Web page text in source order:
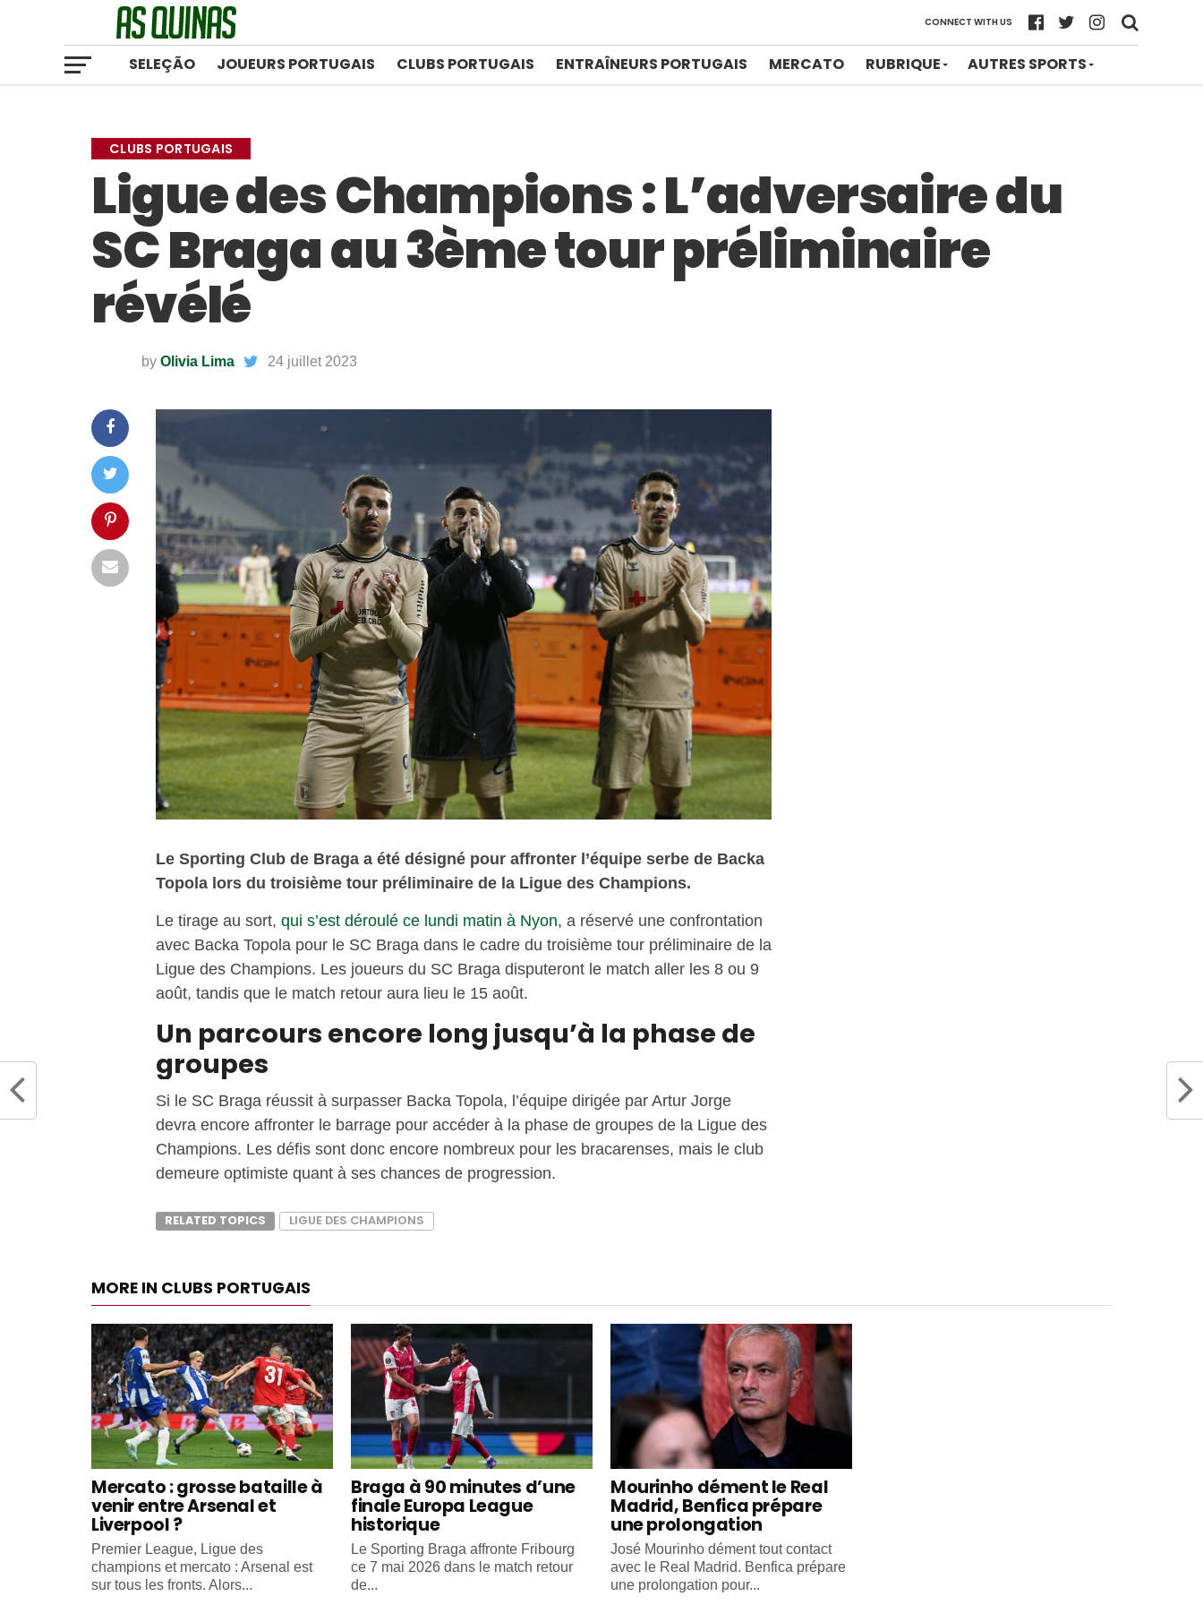
CONNECT WITH US
SELEÇÃO JOUEURS PORTUGAIS CLUBS PORTUGAIS ENTRAÎNEURS PORTUGAIS MERCATO RUBRIQUE AUTRES SPORTS
CLUBS PORTUGAIS
Ligue des Champions : L’adversaire du
SC Braga au 3ème tour préliminaire
révélé
by Olivia Lima 24 juillet 2023
Le Sporting Club de Braga a été désigné pour affronter l’équipe serbe de Backa
Topola lors du troisième tour préliminaire de la Ligue des Champions.
Le tirage au sort, qui s’est déroulé ce lundi matin à Nyon, a réservé une confrontation
avec Backa Topola pour le SC Braga dans le cadre du troisième tour préliminaire de la
Ligue des Champions. Les joueurs du SC Braga disputeront le match aller les 8 ou 9
août, tandis que le match retour aura lieu le 15 août.
Un parcours encore long jusqu’à la phase de
groupes
Si le SC Braga réussit à surpasser Backa Topola, l’équipe dirigée par Artur Jorge
devra encore affronter le barrage pour accéder à la phase de groupes de la Ligue des
Champions. Les défis sont donc encore nombreux pour les bracarenses, mais le club
demeure optimiste quant à ses chances de progression.
RELATED TOPICS LIGUE DES CHAMPIONS
MORE IN CLUBS PORTUGAIS
Mercato : grosse bataille à
venir entre Arsenal et
Liverpool ?
Premier League, Ligue des
champions et mercato : Arsenal est
sur tous les fronts. Alors...
Braga à 90 minutes d’une
finale Europa League
historique
Le Sporting Braga affronte Fribourg
ce 7 mai 2026 dans le match retour
de...
Mourinho dément le Real
Madrid, Benfica prépare
une prolongation
José Mourinho dément tout contact
avec le Real Madrid. Benfica prépare
une prolongation pour...